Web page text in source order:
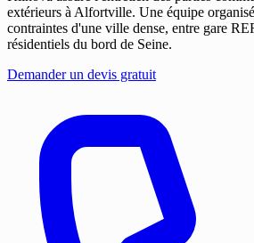
extérieurs à Alfortville. Une équipe
contraintes d'une ville dense, entre gare
résidentiels du bord de Seine.
Demander un devis gratuit